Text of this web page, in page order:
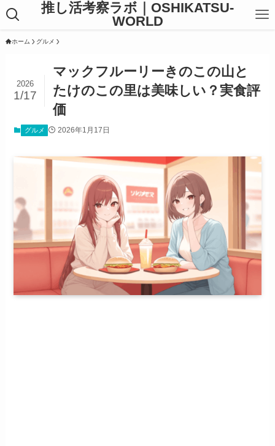
推し活考察ラボ｜OSHIKATSU-
WORLD
ホーム グルメ
マックフルーリーきのこの山と
たけのこの里は美味しい？実食評
価
2026
1/17
グルメ 2026年1月17日